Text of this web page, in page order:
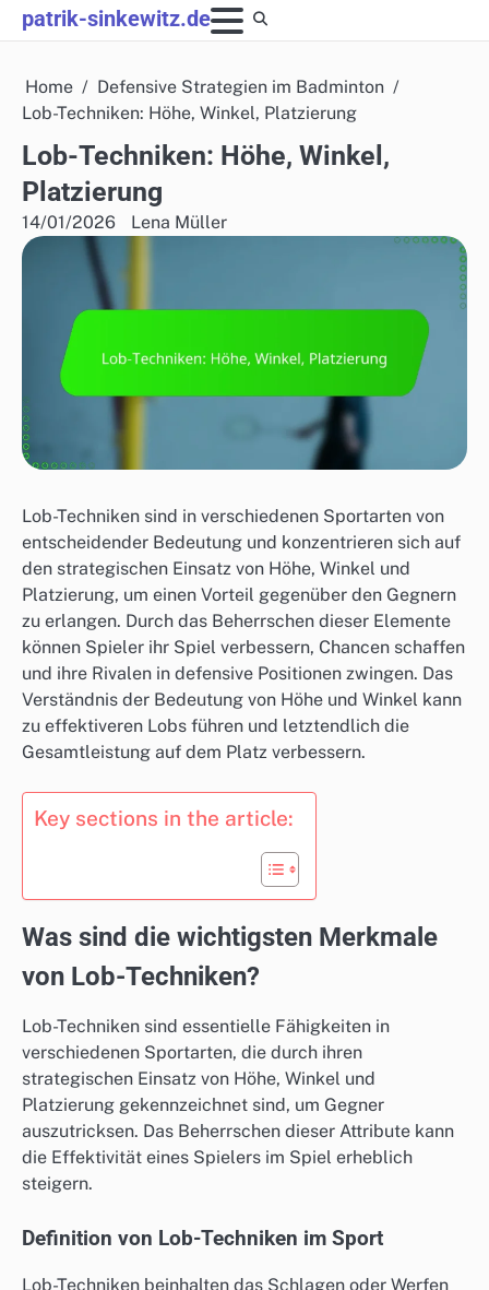
Skip
to
patrik-sinkewitz.de
Home
Defensive Strategien im Badminton
Lob-Techniken: Höhe, Winkel, Platzierung
Lob-Techniken: Höhe, Winkel,
Platzierung
14/01/2026 Lena Müller
Lob-Techniken sind in verschiedenen Sportarten von
entscheidender Bedeutung und konzentrieren sich auf
den strategischen Einsatz von Höhe, Winkel und
Platzierung, um einen Vorteil gegenüber den Gegnern
zu erlangen. Durch das Beherrschen dieser Elemente
können Spieler ihr Spiel verbessern, Chancen schaffen
und ihre Rivalen in defensive Positionen zwingen. Das
Verständnis der Bedeutung von Höhe und Winkel kann
zu effektiveren Lobs führen und letztendlich die
Gesamtleistung auf dem Platz verbessern.
Key sections in the article:
Was sind die wichtigsten Merkmale
von Lob-Techniken?
Lob-Techniken sind essentielle Fähigkeiten in
verschiedenen Sportarten, die durch ihren
strategischen Einsatz von Höhe, Winkel und
Platzierung gekennzeichnet sind, um Gegner
auszutricksen. Das Beherrschen dieser Attribute kann
die Effektivität eines Spielers im Spiel erheblich
steigern.
Definition von Lob-Techniken im Sport
Lob-Techniken beinhalten das Schlagen oder Werfen